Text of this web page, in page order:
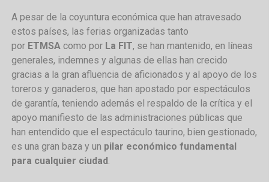
A pesar de la coyuntura económica que han atravesado
estos países, las ferias organizadas tanto
por ETMSA como por La FIT, se han mantenido, en líneas
generales, indemnes y algunas de ellas han crecido
gracias a la gran afluencia de aficionados y al apoyo de los
toreros y ganaderos, que han apostado por espectáculos
de garantía, teniendo además el respaldo de la crítica y el
apoyo manifiesto de las administraciones públicas que
han entendido que el espectáculo taurino, bien gestionado,
es una gran baza y un pilar económico fundamental
para cualquier ciudad.